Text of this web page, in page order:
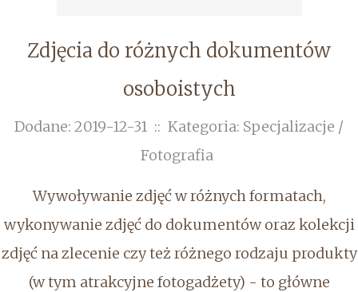
Zdjęcia do różnych dokumentów
osoboistych
Dodane: 2019-12-31 :: Kategoria: Specjalizacje /
Fotografia
Wywoływanie zdjęć w różnych formatach,
wykonywanie zdjęć do dokumentów oraz kolekcji
zdjęć na zlecenie czy też różnego rodzaju produkty
(w tym atrakcyjne fotogadżety) - to główne